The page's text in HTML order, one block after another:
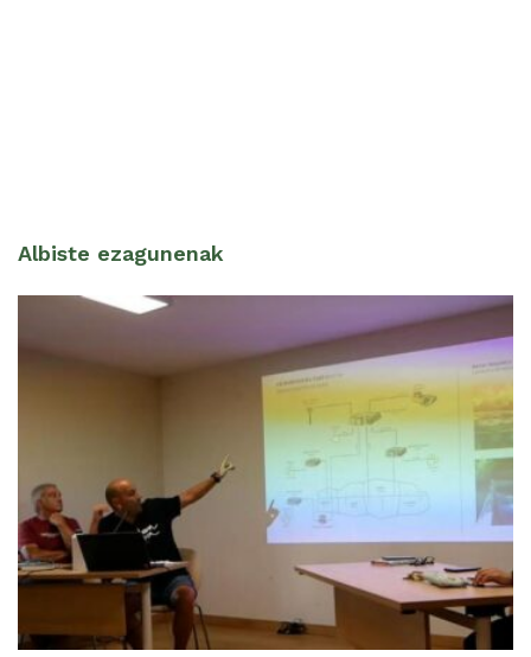
Albiste ezagunenak